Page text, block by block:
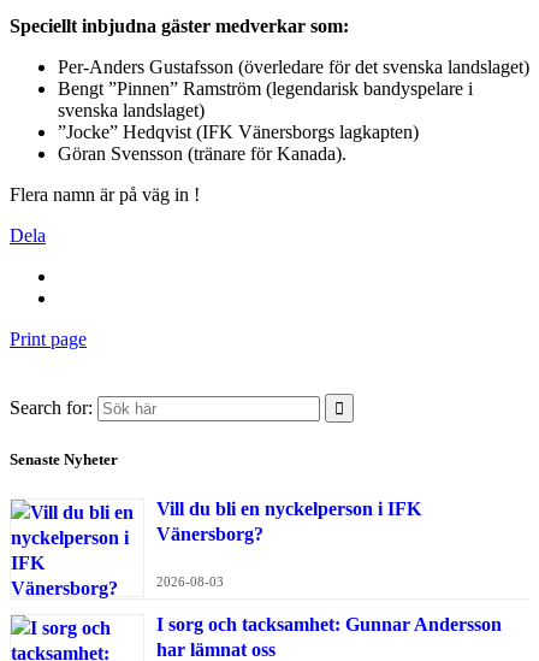
Speciellt inbjudna gäster medverkar som:
Per-Anders Gustafsson (överledare för det svenska landslaget)
Bengt ”Pinnen” Ramström (legendarisk bandyspelare i
svenska landslaget)
”Jocke” Hedqvist (IFK Vänersborgs lagkapten)
Göran Svensson (tränare för Kanada).
Flera namn är på väg in !
Dela
Print page
Search for:
Senaste Nyheter
Vill du bli en nyckelperson i IFK
Vänersborg?
2026-08-03
I sorg och tacksamhet: Gunnar Andersson
har lämnat oss